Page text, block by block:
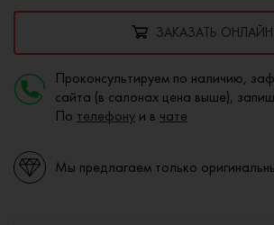
ЗАКАЗАТЬ ОНЛАЙН
Проконсультируем по наличию,
сайта (в салонах цена выше),
По телефону и в чате
Мы предлагаем только